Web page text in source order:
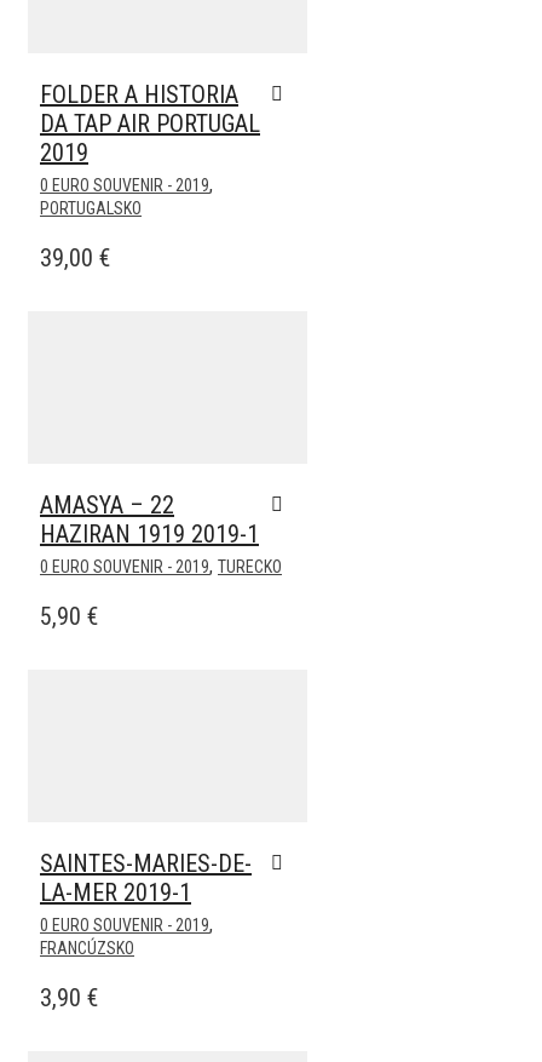
FOLDER A HISTORIA
DA TAP AIR PORTUGAL
2019
0 EURO SOUVENIR - 2019,
PORTUGALSKO
39,00 €
AMASYA – 22
HAZIRAN 1919 2019-1
0 EURO SOUVENIR - 2019, TURECKO
5,90 €
SAINTES-MARIES-DE-
LA-MER 2019-1
0 EURO SOUVENIR - 2019,
FRANCÚZSKO
3,90 €